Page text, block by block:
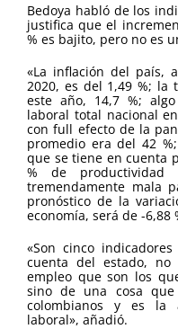
Bedoya habló de los
justifica que el
% es bajito, pero no es
«La inflación del país,
2020, es del 1,49 %; la
este año, 14,7 %;
laboral total nacional
con full efecto de la
promedio era del 42
que se tiene en cuenta
% de
tremendamente mala
pronóstico de la
economía, será de -6,88
«Son cinco
cuenta del estado, no
empleo que son los
sino de una cosa
colombianos y es la
laboral», añadió.